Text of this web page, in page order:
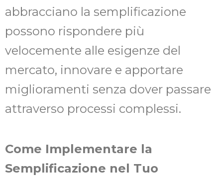
abbracciano la semplificazione
possono rispondere più
velocemente alle esigenze del
mercato, innovare e apportare
miglioramenti senza dover passare
attraverso processi complessi.
Come Implementare la
Semplificazione nel Tuo